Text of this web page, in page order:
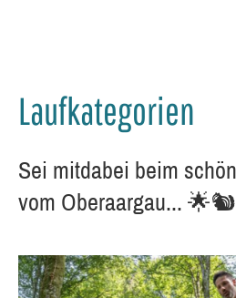
Laufkategorien
Sei mitdabei beim
vom Oberaargau... 🌟🐿